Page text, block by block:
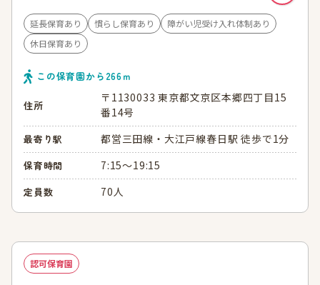
延長保育あり 慣らし保育あり
障がい児受け入れ体制あり
休日保育あり
この保育園から 266ｍ
住所
〒1130033 東京都文京区本郷四丁目15
番14号
最寄り駅 都営三田線・大江戸線春日駅 徒歩で1分
保育時間 7:15～19:15
定員数 70人
認可保育園